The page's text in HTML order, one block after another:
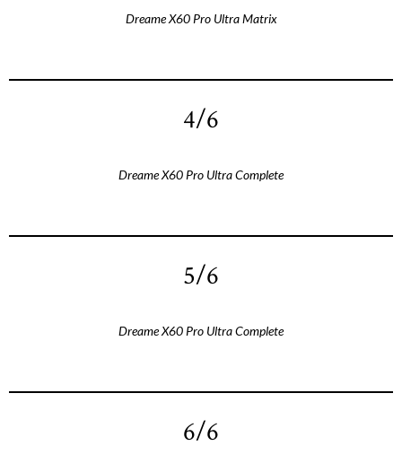
Dreame X60 Pro Ultra Matrix
4/6
Dreame X60 Pro Ultra Complete
5/6
Dreame X60 Pro Ultra Complete
6/6